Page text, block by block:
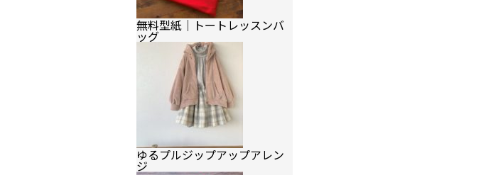
無料型紙｜トートレッスンバ
ッグ
ゆるプルジップアップアレン
ジ